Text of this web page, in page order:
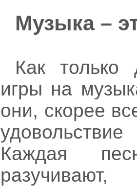
Музыка –
Как только
игры на
они, скорее
Каждая